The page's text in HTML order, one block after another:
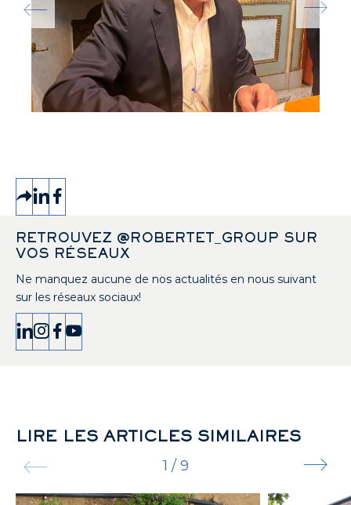
RETROUVEZ @ROBERTET_GROUP SUR
VOS RÉSEAUX
Ne manquez aucune de nos actualités en nous suivant
sur les réseaux sociaux!
LIRE LES ARTICLES SIMILAIRES
1 /9